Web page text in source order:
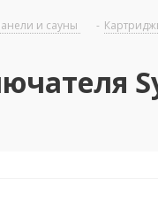
и сауны -